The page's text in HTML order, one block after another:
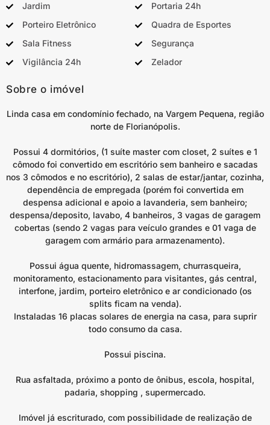
Jardim
Portaria 24h
Porteiro Eletrônico
Quadra de Esportes
Sala Fitness
Segurança
Vigilância 24h
Zelador
Sobre o imóvel
Linda casa em condomínio fechado, na Vargem Pequena, região
norte de Florianópolis.
Possui 4 dormitórios, (1 suíte master com closet, 2 suítes e 1
cômodo foi convertido em escritório sem banheiro e sacadas
nos 3 cômodos e no escritório), 2 salas de estar/jantar, cozinha,
dependência de empregada (porém foi convertida em
despensa adicional e apoio a lavanderia, sem banheiro;
despensa/deposito, lavabo, 4 banheiros, 3 vagas de garagem
cobertas (sendo 2 vagas para veículo grandes e 01 vaga de
garagem com armário para armazenamento).
Possui água quente, hidromassagem, churrasqueira,
monitoramento, estacionamento para visitantes, gás central,
interfone, jardim, porteiro eletrônico e ar condicionado (os
splits ficam na venda).
Instaladas 16 placas solares de energia na casa, para suprir
todo consumo da casa.
Possui piscina.
Rua asfaltada, próximo a ponto de ônibus, escola, hospital,
padaria, shopping , supermercado.
Imóvel já escriturado, com possibilidade de realização de